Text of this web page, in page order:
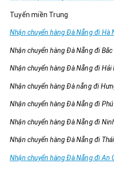
Tuyến miền Trung
Nhận chuyển hàng Đà Nẵng đi Hà
Nhận chuyển hàng Đà Nẵng đi
Nhận chuyển hàng Đà Nẵng đi Hải
Nhận chuyển hàng Đà nẵng đi
Nhận chuyển hàng Đà Nẵng đi Phú
Nhận chuyển hàng Đà Nẵng đi
Nhận chuyển hàng Đà Nẵng đi
Nhận chuyển hàng Đà Nẵng đi An